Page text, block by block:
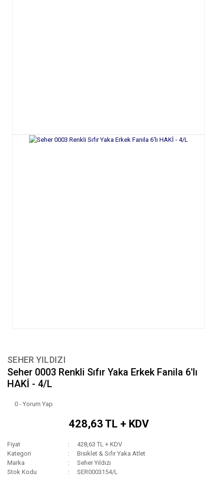
SEHER YILDIZI
Seher 0003 Renkli Sıfır Yaka Erkek Fanila 6'lı
HAKİ - 4/L
0 - Yorum Yap
428,63 TL + KDV
Fiyat
428,63 TL + KDV
Kategori
Bisiklet & Sıfır Yaka Atlet
Marka
Seher Yıldızı
Stok Kodu
SER0003154/L